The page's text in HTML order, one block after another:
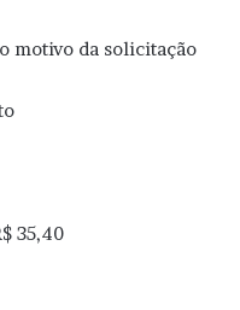
motivo da solicitação
35,40